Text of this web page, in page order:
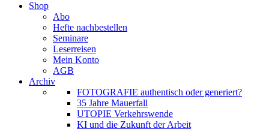
Shop
Abo
Hefte nachbestellen
Seminare
Leserreisen
Mein Konto
AGB
Archiv
FOTOGRAFIE authentisch oder generiert?
35 Jahre Mauerfall
UTOPIE Verkehrswende
KI und die Zukunft der Arbeit